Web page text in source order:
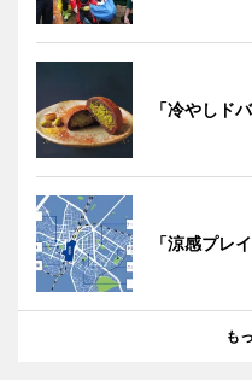
「冷やしド
「涼感プレ
も